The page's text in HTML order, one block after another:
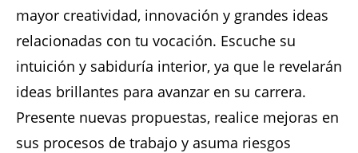
mayor creatividad, innovación y grandes ideas
relacionadas con tu vocación. Escuche su
intuición y sabiduría interior, ya que le revelarán
ideas brillantes para avanzar en su carrera.
Presente nuevas propuestas, realice mejoras en
sus procesos de trabajo y asuma riesgos